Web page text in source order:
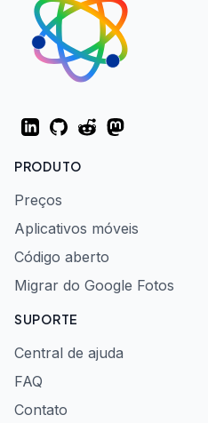
LinkedInGitHubRedditMastodon
PRODUTO
Preços
Aplicativos móveis
Código aberto
Migrar do Google Fotos
SUPORTE
Central de ajuda
FAQ
Contato